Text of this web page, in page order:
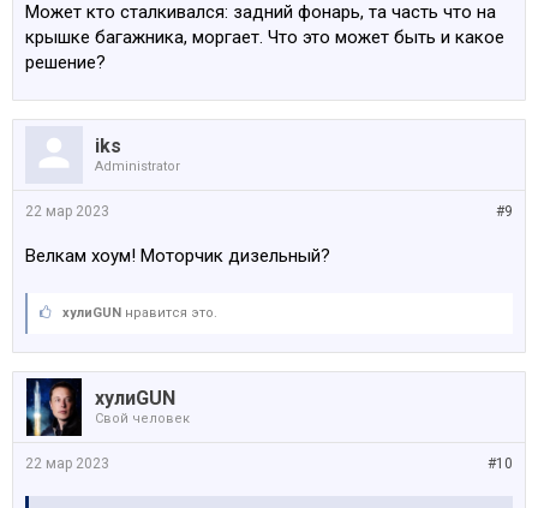
Может кто сталкивался: задний фонарь, та часть что на
крышке багажника, моргает. Что это может быть и какое
решение?
iks
Administrator
#9
22 мар 2023
Велкам хоум! Моторчик дизельный?
хулиGUN нравится это.
хулиGUN
Свой человек
#10
22 мар 2023